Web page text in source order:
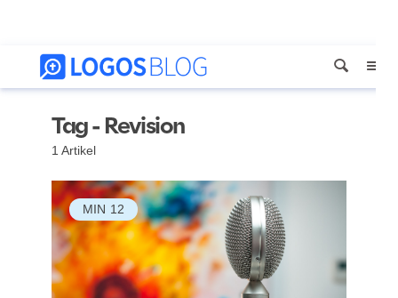
Tag - Revision
1 Artikel
MIN 12